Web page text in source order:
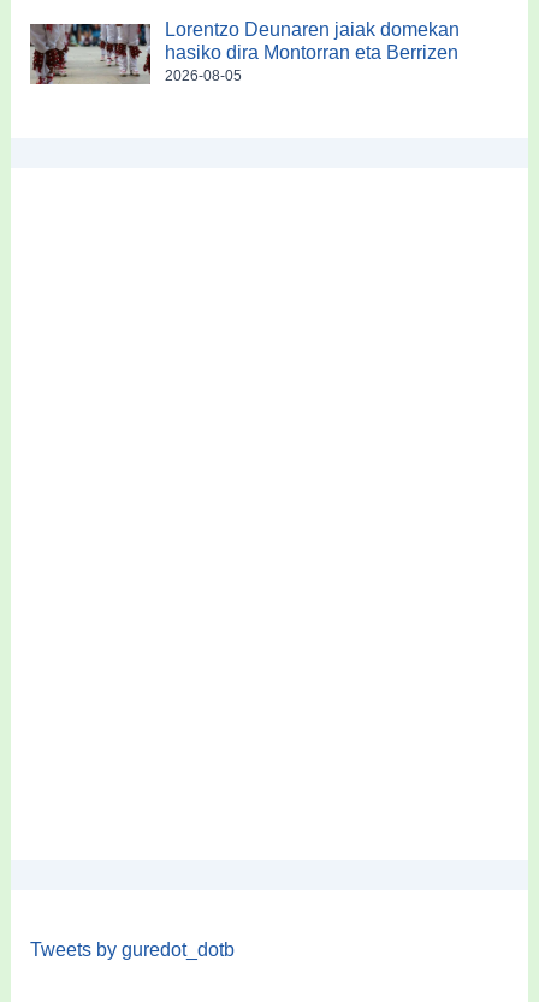
Lorentzo Deunaren jaiak domekan
hasiko dira Montorran eta Berrizen
2026-08-05
Tweets by guredot_dotb